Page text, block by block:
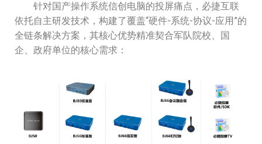
针对国产操作系统信创电脑的投屏痛点，必捷互联
依托自主研发技术，构建了覆盖“硬件-系统-协议-应用”的
全链条解决方案，其核心优势精准契合军队院校、国
企、政府单位的核心需求：